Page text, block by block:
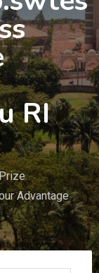
RI
Advantage